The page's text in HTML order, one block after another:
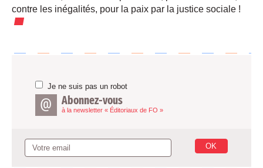
contre les inégalités, pour la paix par la justice sociale !
Je ne suis pas un robot
Abonnez-vous
à la newsletter « Éditoriaux de FO »
Votre email OK